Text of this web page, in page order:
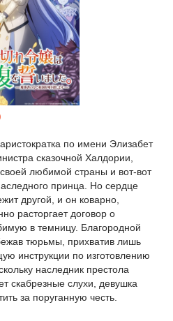
по имени Элизабет
сказочной Халдории,
своей любимой страны и вот-вот
принца. Но сердце
другой, и он коварно,
расторгает договор о
в темницу. Благородной
тюрьмы, прихватив лишь
инструкции по изготовлению
наследник престола
скабрезные слухи, девушка
за поруганную честь.